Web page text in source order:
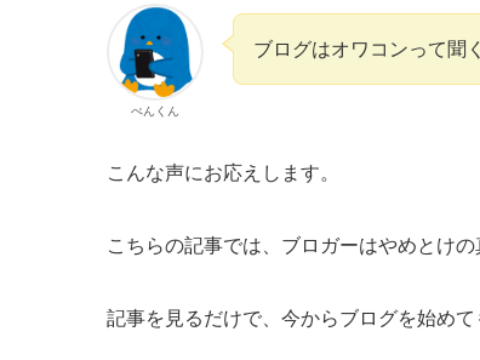
ぺんくん
ブログはオワコンって聞
こんな声にお応えします。
こちらの記事では、ブロガーはやめとけの
記事を見るだけで、今からブログを始め